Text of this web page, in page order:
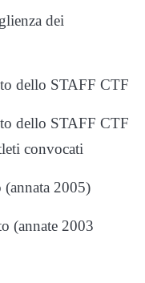
dei
dello STAFF CTF
dello STAFF CTF
convocati
2005)
(annate 2003